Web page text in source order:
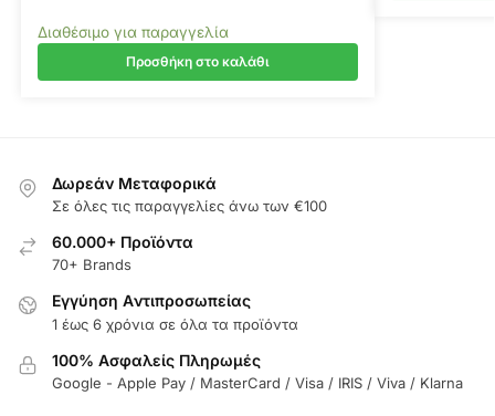
Διαθέσιμο για παραγγελία
Προσθήκη στο καλάθι
Δωρεάν Μεταφορικά
Σε όλες τις παραγγελίες άνω των €100
60.000+ Προϊόντα
70+ Brands
Εγγύηση Aντιπροσωπείας
1 έως 6 χρόνια σε όλα τα προϊόντα
100% Ασφαλείς Πληρωμές
Google - Apple Pay / MasterCard / Visa / IRIS / Viva / Klarna